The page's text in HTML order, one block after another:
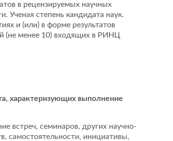
в рецензируемых научных
Ученая степень кандидата наук.
и (или) в форме результатов
(не менее 10) входящих в РИНЦ
характеризующих выполнение
встреч, семинаров, других научно-
самостоятельности, инициативы,